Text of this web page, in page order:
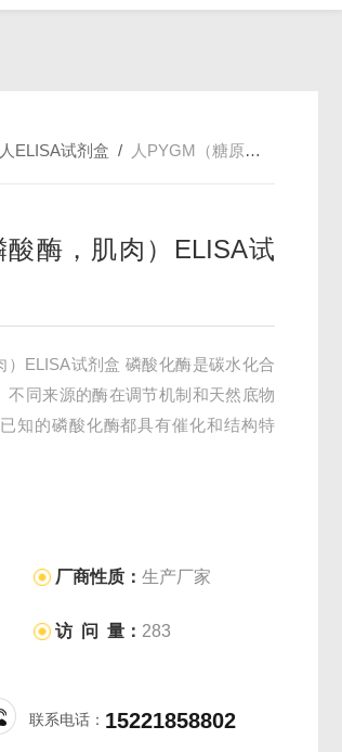
人ELISA试剂盒 / 人PYGM（糖原磷酸酶，肌肉）ELISA试剂盒
酸酶，肌肉）ELISA试
）ELISA试剂盒 磷酸化酶是碳水化合
不同来源的酶在调节机制和天然底物
知的磷酸化酶都具有催化和结构特
厂商性质：生产厂家
访 问 量： 283
联系电话： 15221858802